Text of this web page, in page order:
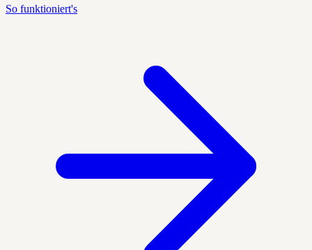
So funktioniert's